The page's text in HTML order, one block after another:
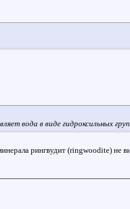
вода в виде гидроксильных
рингвудит (ringwoodite) не